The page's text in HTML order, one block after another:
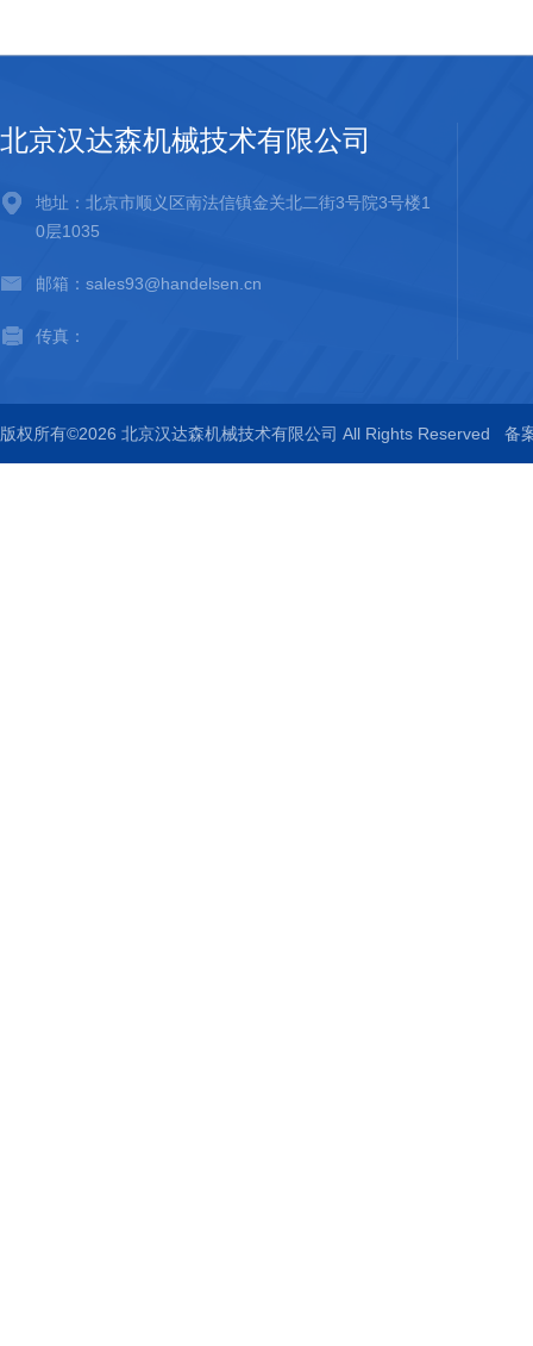
北京汉达森机械技术有限公司
地址：北京市顺义区南法信镇金关北二街3号院3号楼1
0层1035
邮箱：sales93@handelsen.cn
传真：
版权所有©2026 北京汉达森机械技术有限公司 All Rights Reserved 备